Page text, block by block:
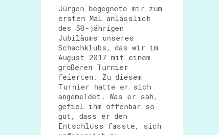
Jürgen begegnete mir zum
ersten Mal anlässlich
des 50-jährigen
Jubiläums unseres
Schachklubs, das wir im
August 2017 mit einem
größeren Turnier
feierten. Zu diesem
Turnier hatte er sich
angemeldet. Was er sah,
gefiel ihm offenbar so
gut, dass er den
Entschluss fasste, sich